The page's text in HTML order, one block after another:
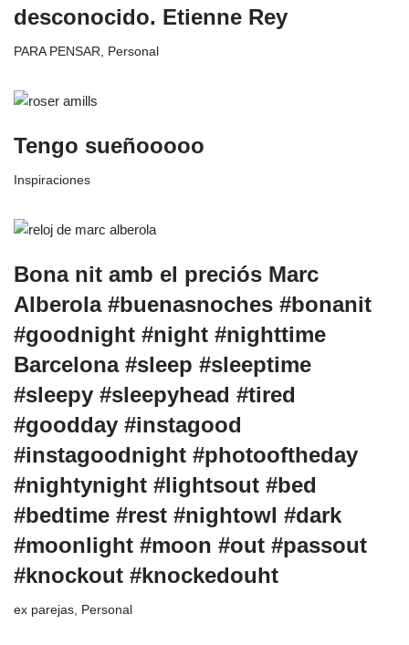
desconocido. Etienne Rey
PARA PENSAR, Personal
Tengo sueñooooo
Inspiraciones
Bona nit amb el preciós Marc
Alberola #buenasnoches #bonanit
#goodnight #night #nighttime
Barcelona #sleep #sleeptime
#sleepy #sleepyhead #tired
#goodday #instagood
#instagoodnight #photooftheday
#nightynight #lightsout #bed
#bedtime #rest #nightowl #dark
#moonlight #moon #out #passout
#knockout #knockedouht
ex parejas, Personal